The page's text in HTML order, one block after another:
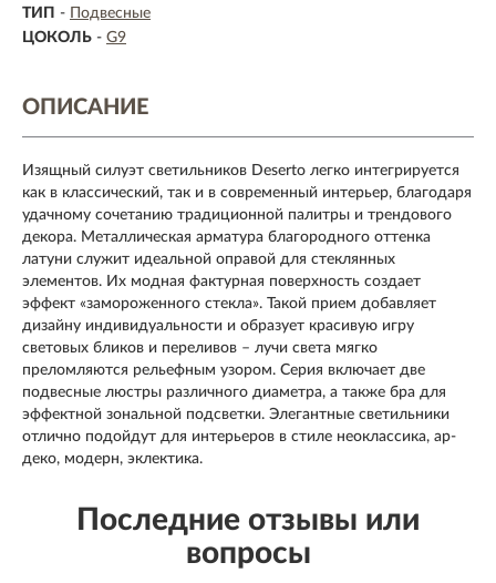
ТИП -
Подвесные
ЦОКОЛЬ - G9
ОПИСАНИЕ
Изящный силуэт светильников Deserto легко интегрируется
как в классический, так и в современный интерьер, благодаря
удачному сочетанию традиционной палитры и трендового
декора. Металлическая арматура благородного оттенка
латуни служит идеальной оправой для стеклянных
элементов. Их модная фактурная поверхность создает
эффект «замороженного стекла». Такой прием добавляет
дизайну индивидуальности и образует красивую игру
световых бликов и переливов – лучи света мягко
преломляются рельефным узором. Серия включает две
подвесные люстры различного диаметра, а также бра для
эффектной зональной подсветки. Элегантные светильники
отлично подойдут для интерьеров в стиле неоклассика, ар-
деко, модерн, эклектика.
Последние отзывы или
вопросы